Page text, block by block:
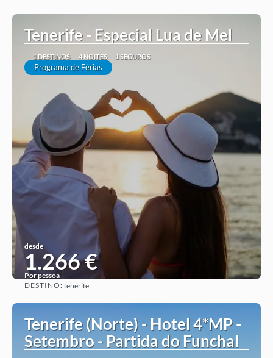
Tenerife - Especial Lua de Mel
1 DESTINOS 4 NOITES 1 SEGUROS
Programa de Férias
desde
1.266 €
Por pessoa
DESTINO:Tenerife
Tenerife (Norte) - Hotel 4*MP -
Setembro - Partida do Funchal